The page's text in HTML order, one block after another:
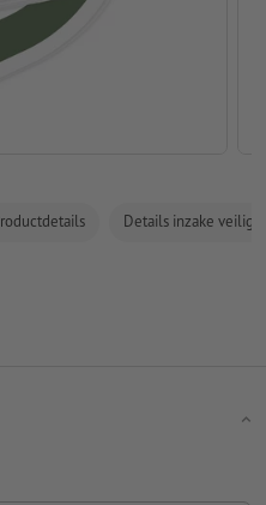
Details inzake